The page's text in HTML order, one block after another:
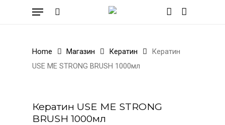
Menu
Home Магазин Кератин
Кератин
USE ME STRONG BRUSH 1000мл
Кератин USE ME STRONG
BRUSH 1000мл